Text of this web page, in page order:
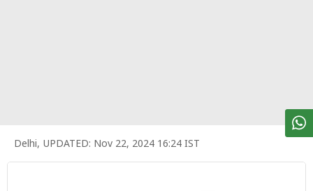
Delhi, UPDATED: Nov 22, 2024 16:24 IST